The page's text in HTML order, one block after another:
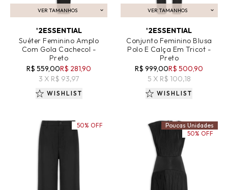
VER TAMANHOS
ADICIONAR AO CARRINHO
'2ESSENTIAL
Suéter Feminino Amplo
Com Gola Cachecol -
Preto
R$ 559,00R$ 281,90
3 X R$ 93,97
WISHLIST
VER TAMANHOS
ADICIONAR AO CARRINHO
'2ESSENTIAL
Conjunto Feminino Blusa
Polo E Calça Em Tricot -
Preto
R$ 999,00R$ 500,90
5 X R$ 100,18
WISHLIST
50% OFF
Poucas Unidades
50% OFF